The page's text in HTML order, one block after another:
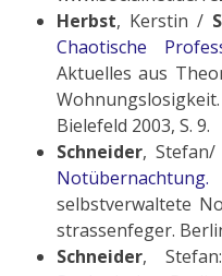
Herbst, Kerstin /
Chaotische
Aktuelles aus
Bielefeld 2003, S. 9.
Schneider,
Notübernachtung.
selbstverwaltete
strassenfeger.
Schneider,